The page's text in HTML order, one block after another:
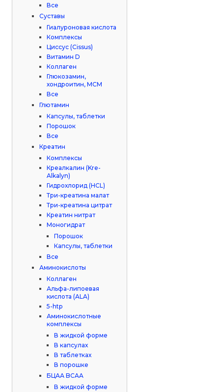
Все
Суставы
Гиалуроновая кислота
Комплексы
Циссус (Cissus)
Витамин D
Коллаген
Глюкозамин,
хондроитин, МСМ
Все
Глютамин
Капсулы, таблетки
Порошок
Все
Креатин
Комплексы
Креалкалин (Kre-
Alkalyn)
Гидрохлорид (HCL)
Три-креатина малат
Три-креатина цитрат
Креатин нитрат
Моногидрат
Порошок
Капсулы, таблетки
Все
Аминокислоты
Коллаген
Альфа-липоевая
кислота (ALA)
5-htp
Аминокислотные
комплексы
В жидкой форме
В капсулах
В таблетках
В порошке
БЦАА BCAA
В жидкой форме